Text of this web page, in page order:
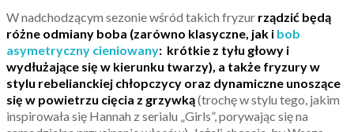
W nadchodzącym sezonie wśród takich fryzur rządzić będą
różne odmiany boba (zarówno klasyczne, jak i bob
asymetryczny cieniowany: krótkie z tyłu głowy i
wydłużające się w kierunku twarzy), a także fryzury w
stylu rebelianckiej chłopczycy oraz dynamiczne unoszące
się w powietrzu cięcia z grzywką(trochę w stylu tego, jakim
inspirowała się Hannah z serialu „Girls”, porywając się na